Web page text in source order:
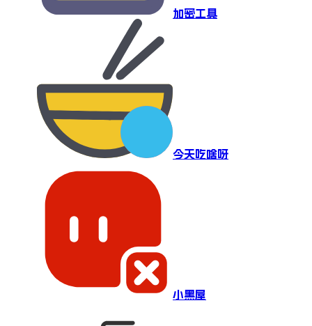
加密工具
今天吃啥呀
小黑屋